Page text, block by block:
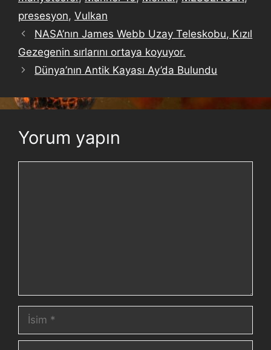
presesyon, Vulkan
NASA’nın James Webb Uzay Teleskobu, Kızıl
Gezegenin sırlarını ortaya koyuyor.
Dünya’nın Antik Kayası Ay’da Bulundu
Yorum yapın